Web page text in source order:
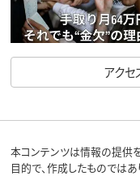
アクセ
本コンテンツは情報の提供
目的で、作成したものでは